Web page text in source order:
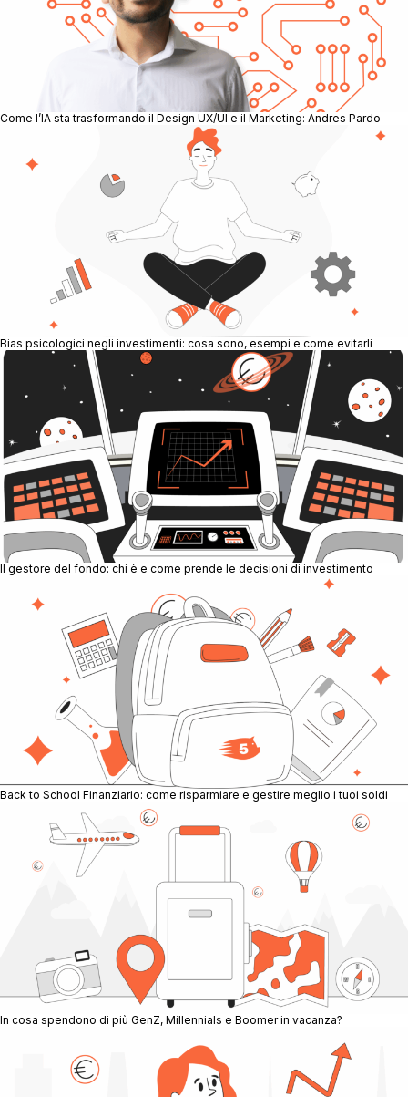
Come l’IA sta trasformando il Design UX/UI e il Marketing: Andres Pardo
Bias psicologici negli investimenti: cosa sono, esempi e come evitarli
Il gestore del fondo: chi è e come prende le decisioni di investimento
Back to School Finanziario: come risparmiare e gestire meglio i tuoi soldi
In cosa spendono di più GenZ, Millennials e Boomer in vacanza?